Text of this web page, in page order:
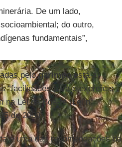
De um lado,
do outro,
fundamentais”,
pelogarimpoestá a
“facilidades para o exercício
na Lei da Boa-fé (Lei n°
de 2008).
é uma das recomendações da